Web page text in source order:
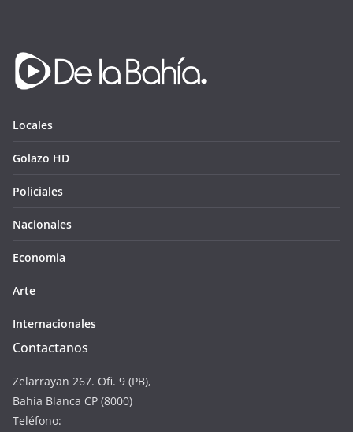
Locales
Golazo HD
Policiales
Nacionales
Economia
Arte
Internacionales
Contactanos
Zelarrayan 267. Ofi. 9 (PB),
Bahía Blanca CP (8000)
Teléfono: